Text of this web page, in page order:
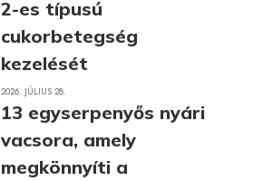
2-es típusú
cukorbetegség
kezelését
2026. JÚLIUS 28.
13 egyserpenyős nyári
vacsora, amely
megkönnyíti a